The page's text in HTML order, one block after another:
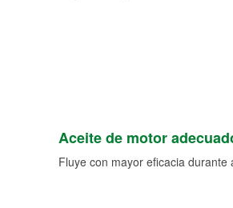
Aceite de motor
Fluye con mayor eficacia durante